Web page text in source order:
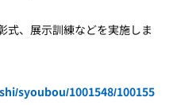
、展示訓練などを実施しま
syoubou/1001548/100155